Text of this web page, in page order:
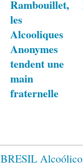
Rambouillet,
les
Alcooliques
Anonymes
tendent une
main
fraternelle
BRESIL